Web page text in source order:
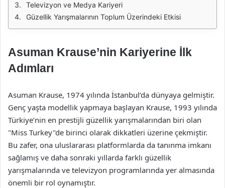
Televizyon ve Medya Kariyeri
Güzellik Yarışmalarının Toplum Üzerindeki Etkisi
Asuman Krause’nin Kariyerine İlk
Adımları
Asuman Krause, 1974 yılında İstanbul’da dünyaya gelmiştir.
Genç yaşta modellik yapmaya başlayan Krause, 1993 yılında
Türkiye’nin en prestijli güzellik yarışmalarından biri olan
"Miss Turkey"de birinci olarak dikkatleri üzerine çekmiştir.
Bu zafer, ona uluslararası platformlarda da tanınma imkanı
sağlamış ve daha sonraki yıllarda farklı güzellik
yarışmalarında ve televizyon programlarında yer almasında
önemli bir rol oynamıştır.